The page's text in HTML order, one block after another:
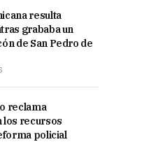
resulta
grababa un
de San Pedro de
reclama
los recursos
policial